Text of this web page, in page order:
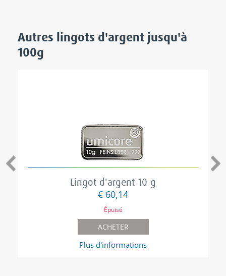
Autres lingots d'argent jusqu'à
100g
Lingot d'argent 10 g
€ 60,14
Épuisé
ACHETER
Plus d'informations